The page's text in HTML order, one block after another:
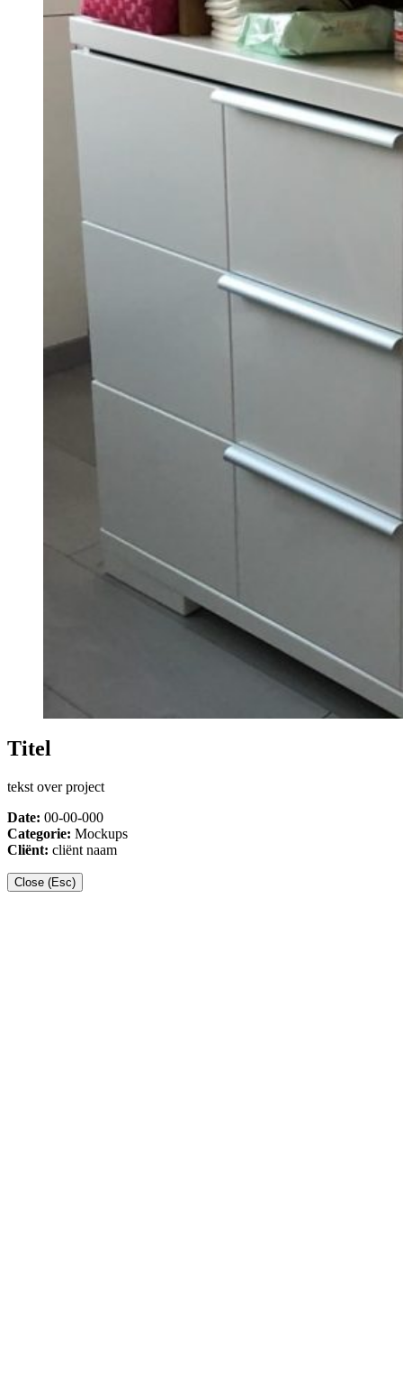
Titel
tekst over project
Date: 00-00-000
Categorie: Mockups
Cliënt: cliënt naam
Close (Esc)